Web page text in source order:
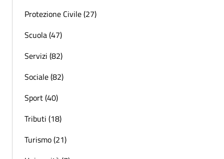
Protezione Civile (27)
Scuola (47)
Servizi (82)
Sociale (82)
Sport (40)
Tributi (18)
Turismo (21)